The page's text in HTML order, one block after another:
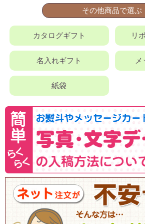
その他商品で選ぶ
カタログギフト リ
名入れギフト メ
紙袋